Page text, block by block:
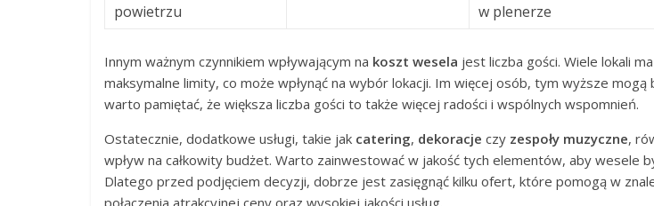
powietrzu
w plenerze
Innym ważnym czynnikiem wpływającym na koszt wesela jest liczba gości. Wiele lokali
maksymalne limity, co może wpłynąć na wybór lokacji. Im więcej osób, tym wyższe mogą
warto pamiętać, że większa liczba gości to także więcej radości i wspólnych wspomnień.
Ostatecznie, dodatkowe usługi, takie jak catering, dekoracje czy zespoły muzyczne,
wpływ na całkowity budżet. Warto zainwestować w jakość tych elementów, aby wesele
Dlatego przed podjęciem decyzji, dobrze jest zasięgnąć kilku ofert, które pomogą w
połączenia atrakcyjnej ceny oraz wysokiej jakości usług.